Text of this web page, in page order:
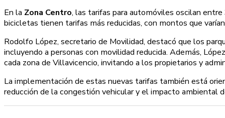
En la Zona Centro, las tarifas para automóviles oscilan entre
bicicletas tienen tarifas más reducidas, con montos que
Rodolfo López, secretario de Movilidad, destacó que los
incluyendo a personas con movilidad reducida. Además,
cada zona de Villavicencio, invitando a los propietarios y
La implementación de estas nuevas tarifas también está
reducción de la congestión vehicular y el impacto ambiental